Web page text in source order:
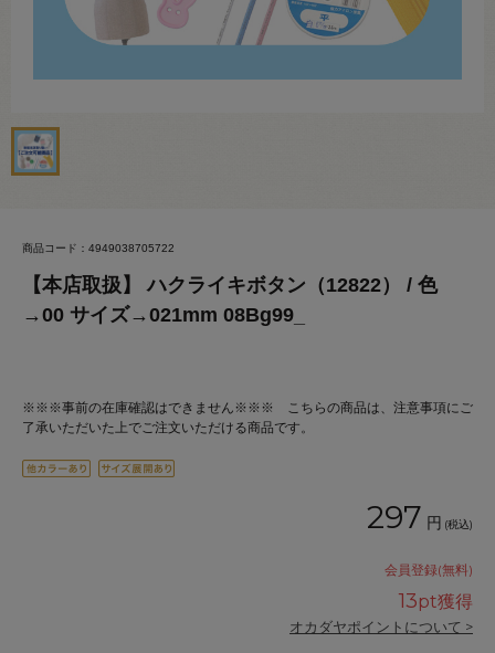
商品コード：4949038705722
【本店取扱】 ハクライキボタン（12822） / 色
→00 サイズ→021mm 08Bg99_
※※※事前の在庫確認はできません※※※ こちらの商品は、注意事項にご
了承いただいた上でご注文いただける商品です。
297 円 (税込)
会員登録(無料)
13pt獲得
オカダヤポイントについて >